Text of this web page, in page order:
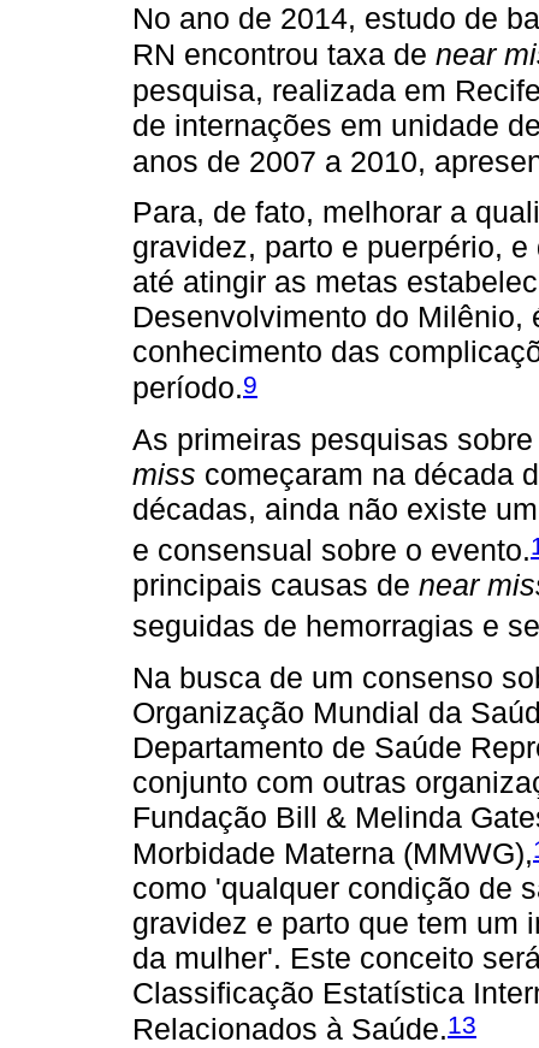
No ano de 2014, estudo de
RN encontrou taxa de near
pesquisa, realizada em
de internações em unidade
anos de 2007 a 2010,
Para, de fato, melhorar a
gravidez, parto e puerpério,
até atingir as metas
Desenvolvimento do Milênio,
conhecimento das
período.9
As primeiras pesquisas
miss começaram na década
décadas, ainda não existe
e consensual sobre o evento.
principais causas de near
seguidas de hemorragias e
Na busca de um consenso
Organização Mundial da
Departamento de Saúde
conjunto com outras
Fundação Bill & Melinda
Morbidade Materna (MMWG),
como 'qualquer condição de
gravidez e parto que tem um
da mulher'. Este conceito
Classificação Estatística
Relacionados à Saúde.13